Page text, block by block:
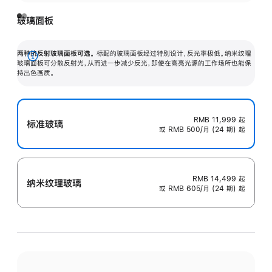
玻璃面板
两种抗反射玻璃面板可选。 标配的玻璃面板经过特别设计，反光率极低。纳米纹理
玻璃面板可分散反射光，从而进一步减少反光，即使在高亮光源的工作场所也能保
持出色画质。
展
开
标准玻璃 RMB 11,999 起
或 RMB 500/月 (24 期) 起
纳米纹理玻璃 RMB 14,499 起
或 RMB 605/月 (24 期) 起